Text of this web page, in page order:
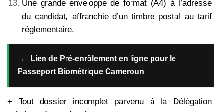
Une grande enveloppe de format (A4) à l’adresse
du candidat, affranchie d’un timbre postal au tarif
réglementaire.
→
Lien de Pré-enrôlement en ligne pour le
Passeport Biométrique Cameroun
+ Tout dossier incomplet parvenu à la Délégation